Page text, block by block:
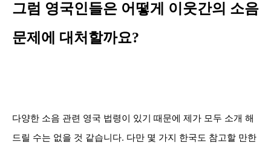
그럼 영국인들은 어떻게 이웃간의 소음
문제에
대처 할까요?
다양한 소음 관련 영국 법령이 있기 때문에 제가 모두 소개 해
드릴 수는 없을 것 같습니다. 다만 몇 가지 한국도 참고할 만한